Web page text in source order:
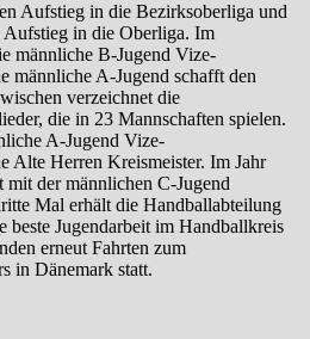
Aufstieg in die Bezirksoberliga und
Aufstieg in die Oberliga. Im
männliche B-Jugend Vize-
männliche A-Jugend schafft den
verzeichnet die
die in 23 Mannschaften spielen.
A-Jugend Vize-
Alte Herren Kreismeister. Im Jahr
der männlichen C-Jugend
Mal erhält die Handballabteilung
beste Jugendarbeit im Handballkreis
erneut Fahrten zum
in Dänemark statt.